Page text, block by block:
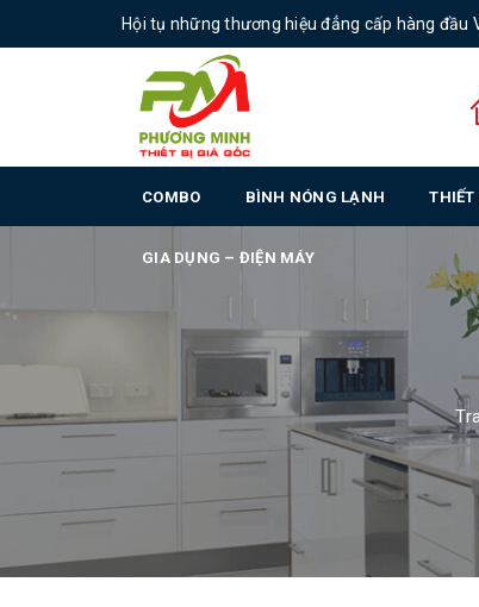
Hội tụ những thương hiệu đẳng cấp hàng đầu
COMBO BÌNH NÓNG LẠNH THIẾT
GIA DỤNG – ĐIỆN MÁY